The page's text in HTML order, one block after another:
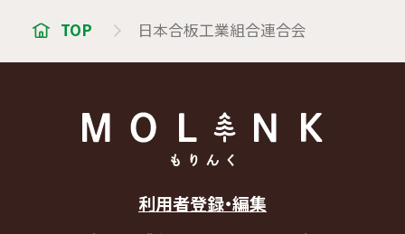
TOP 日本合板工業組合連合会
利用者登録・編集